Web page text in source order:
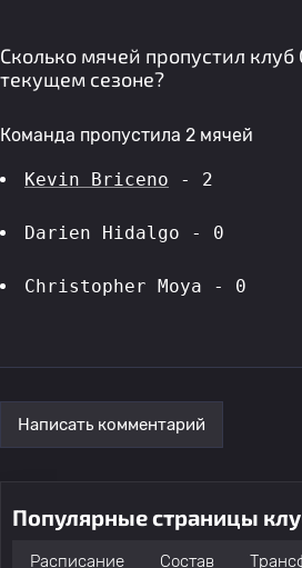
Сколько мячей пропустил клуб
текущем сезоне?
Команда пропустила 2 мячей
Kevin Briceno - 2
Darien Hidalgo - 0
Christopher Moya - 0
Написать комментарий
Популярные страницы
Расписание Состав